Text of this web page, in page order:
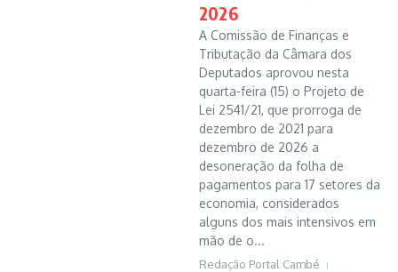
2026
A Comissão de Finanças e
Tributação da Câmara dos
Deputados aprovou nesta
quarta-feira (15) o Projeto de
Lei 2541/21, que prorroga de
dezembro de 2021 para
dezembro de 2026 a
desoneração da folha de
pagamentos para 17 setores da
economia, considerados
alguns dos mais intensivos em
mão de o...
Redação Portal Cambé